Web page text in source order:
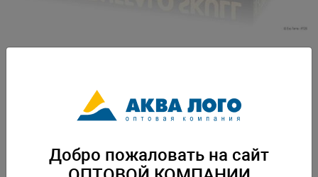
Декорация Exo Terra создает дополнительные укрытия в террариуме.
Подходит для использования в условиях повышенной влажности в
террариуме. Помогает животным преодолеть стресс. Декорация
использование в тропических и пустынных террариумах. Вес: 0,374 кг.
Упаковка: по 1 штДобро пожаловать на сайт